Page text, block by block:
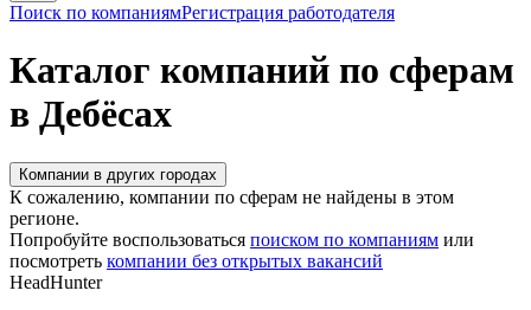
Поиск по компаниямРегистрация работодателя
Каталог компаний по сферам
в Дебёсах
Компании в других городах
К сожалению, компании по сферам не найдены в этом
регионе.
Попробуйте воспользоваться поиском по компаниям или
посмотреть компании без открытых вакансий
HeadHunter